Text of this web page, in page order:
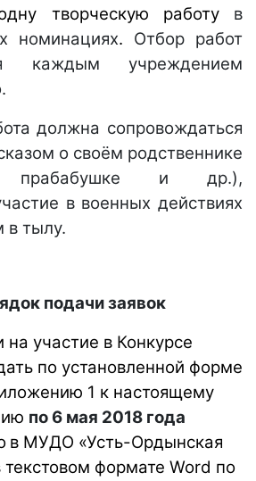
творческую работу в
номинациях. Отбор работ
каждым учреждением
сопровождаться
о своём родственнике
прабабушке и др.),
в военных действиях
в тылу.
подачи заявок
на участие в Конкурсе
по установленной форме
1 к настоящему
по 6 мая 2018 года
в МУДО «Усть-Ордынская
текстовом формате Word по